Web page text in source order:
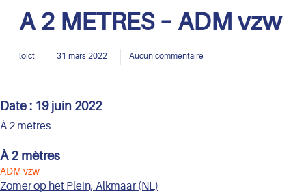
A 2 METRES – ADM vzw
loict 31 mars 2022 Aucun commentaire
Date : 19 juin 2022
À 2 mètres
À 2 mètres
ADM vzw
Zomer op het Plein, Alkmaar (NL)